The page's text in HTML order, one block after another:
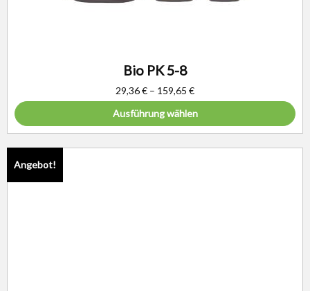
Bio PK 5-8
29,36€ – 159,65 €
Ausführung wählen
Angebot!